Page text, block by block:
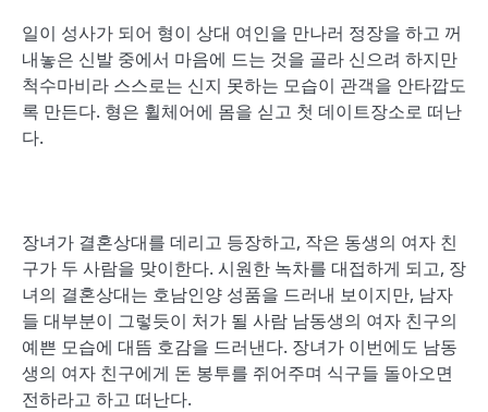
일이 성사가 되어 형이 상대 여인을 만나러 정장을 하고 꺼
내놓은 신발 중에서 마음에 드는 것을 골라 신으려 하지만
척수마비라 스스로는 신지 못하는 모습이 관객을 안타깝도
록 만든다. 형은 휠체어에 몸을 싣고 첫 데이트장소로 떠난
다.
장녀가 결혼상대를 데리고 등장하고, 작은 동생의 여자 친
구가 두 사람을 맞이한다. 시원한 녹차를 대접하게 되고, 장
녀의 결혼상대는 호남인양 성품을 드러내 보이지만, 남자
들 대부분이 그렇듯이 처가 될 사람 남동생의 여자 친구의
예쁜 모습에 대뜸 호감을 드러낸다. 장녀가 이번에도 남동
생의 여자 친구에게 돈 봉투를 쥐어주며 식구들 돌아오면
전하라고 하고 떠난다.